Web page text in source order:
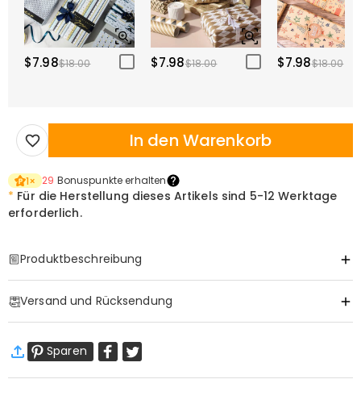
$7.98$18.00 $7.98$18.00 $7.98$18.00
In den Warenkorb
1× 29 Bonuspunkte erhalten
* Für die Herstellung dieses Artikels sind 5-12 Werktage
erforderlich.
Produktbeschreibung
Basisinformationen
Material:Acryl
Dicke (cm):1.4
Versand und Rücksendung
Standardversand
9-18
Arbeitstage
Sparen